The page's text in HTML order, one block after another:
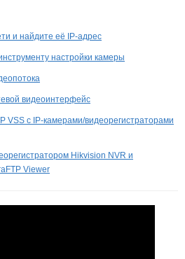
и найдите её IP-адрес
настройки камеры
видеоинтерфейс
VSS с IP-камерами/видеорегистраторами
Hikvision NVR и
Viewer